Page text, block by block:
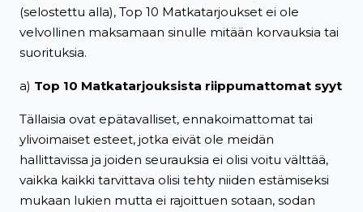
(selostettu alla), Top 10 Matkatarjoukset ei ole
velvollinen maksamaan sinulle mitään korvauksia tai
suorituksia.
a) Top 10 Matkatarjouksista riippumattomat syyt
Tällaisia ovat epätavalliset, ennakoimattomat tai
ylivoimaiset esteet, jotka eivät ole meidän
hallittavissa ja joiden seurauksia ei olisi voitu välttää,
vaikka kaikki tarvittava olisi tehty niiden estämiseksi
mukaan lukien mutta ei rajoittuen sotaan, sodan